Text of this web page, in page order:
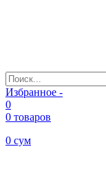
Избранное -
0
0 товаров
0 сум